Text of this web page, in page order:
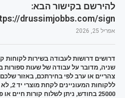
להירשם בקישור הבא:
drussimjobbs.com/sign/
אפריל 25, 2026
שניה, מדובר על עבודה של שעות ספורות
צהריים או ערב לפי בחירתכם, באזור
25000 בחודש, ניתן לשלוח קורות חיים